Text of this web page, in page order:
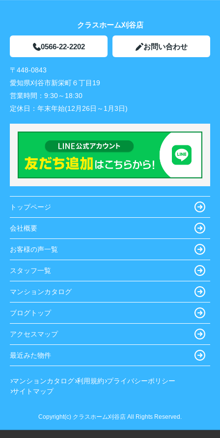
クラスホーム刈谷店
0566-22-2202 お問い合わせ
〒448-0843
愛知県刈谷市新栄町６丁目19
営業時間： 9:30～18:30
定休日： 年末年始(12月26日～1月3日)
トップページ
会社概要
お客様の声一覧
スタッフ一覧
マンションカタログ
ブログトップ
アクセスマップ
最近みた物件
マンションカタログ 利用規約 プライバシーポリシー
サイトマップ
Copyright(c) クラスホーム刈谷店 All Rights Reserved.